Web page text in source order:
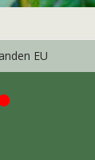
EU